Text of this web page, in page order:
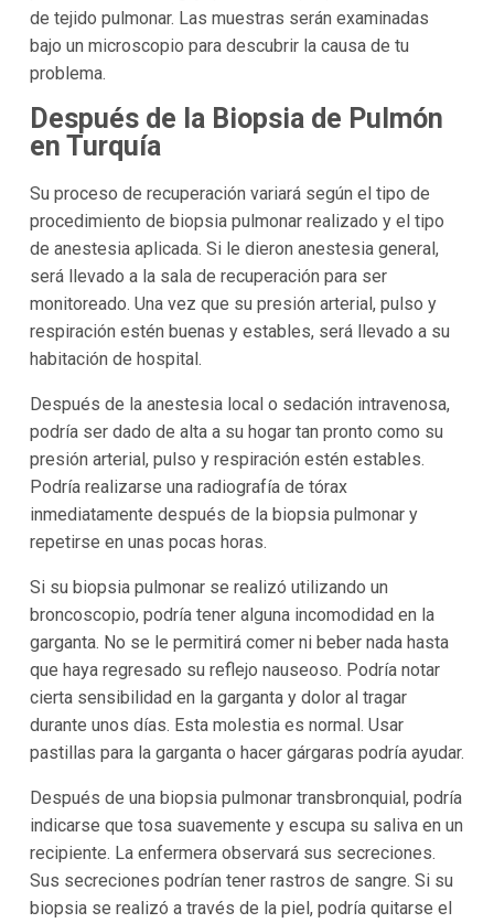
de tejido pulmonar. Las muestras serán examinadas
bajo un microscopio para descubrir la causa de tu
problema.
Después de la Biopsia de Pulmón
en Turquía
Su proceso de recuperación variará según el tipo de
procedimiento de biopsia pulmonar realizado y el tipo
de anestesia aplicada. Si le dieron anestesia general,
será llevado a la sala de recuperación para ser
monitoreado. Una vez que su presión arterial, pulso y
respiración estén buenas y estables, será llevado a su
habitación de hospital.
Después de la anestesia local o sedación intravenosa,
podría ser dado de alta a su hogar tan pronto como su
presión arterial, pulso y respiración estén estables.
Podría realizarse una radiografía de tórax
inmediatamente después de la biopsia pulmonar y
repetirse en unas pocas horas.
Si su biopsia pulmonar se realizó utilizando un
broncoscopio, podría tener alguna incomodidad en la
garganta. No se le permitirá comer ni beber nada hasta
que haya regresado su reflejo nauseoso. Podría notar
cierta sensibilidad en la garganta y dolor al tragar
durante unos días. Esta molestia es normal. Usar
pastillas para la garganta o hacer gárgaras podría ayudar.
Después de una biopsia pulmonar transbronquial, podría
indicarse que tosa suavemente y escupa su saliva en un
recipiente. La enfermera observará sus secreciones.
Sus secreciones podrían tener rastros de sangre. Si su
biopsia se realizó a través de la piel, podría quitarse el